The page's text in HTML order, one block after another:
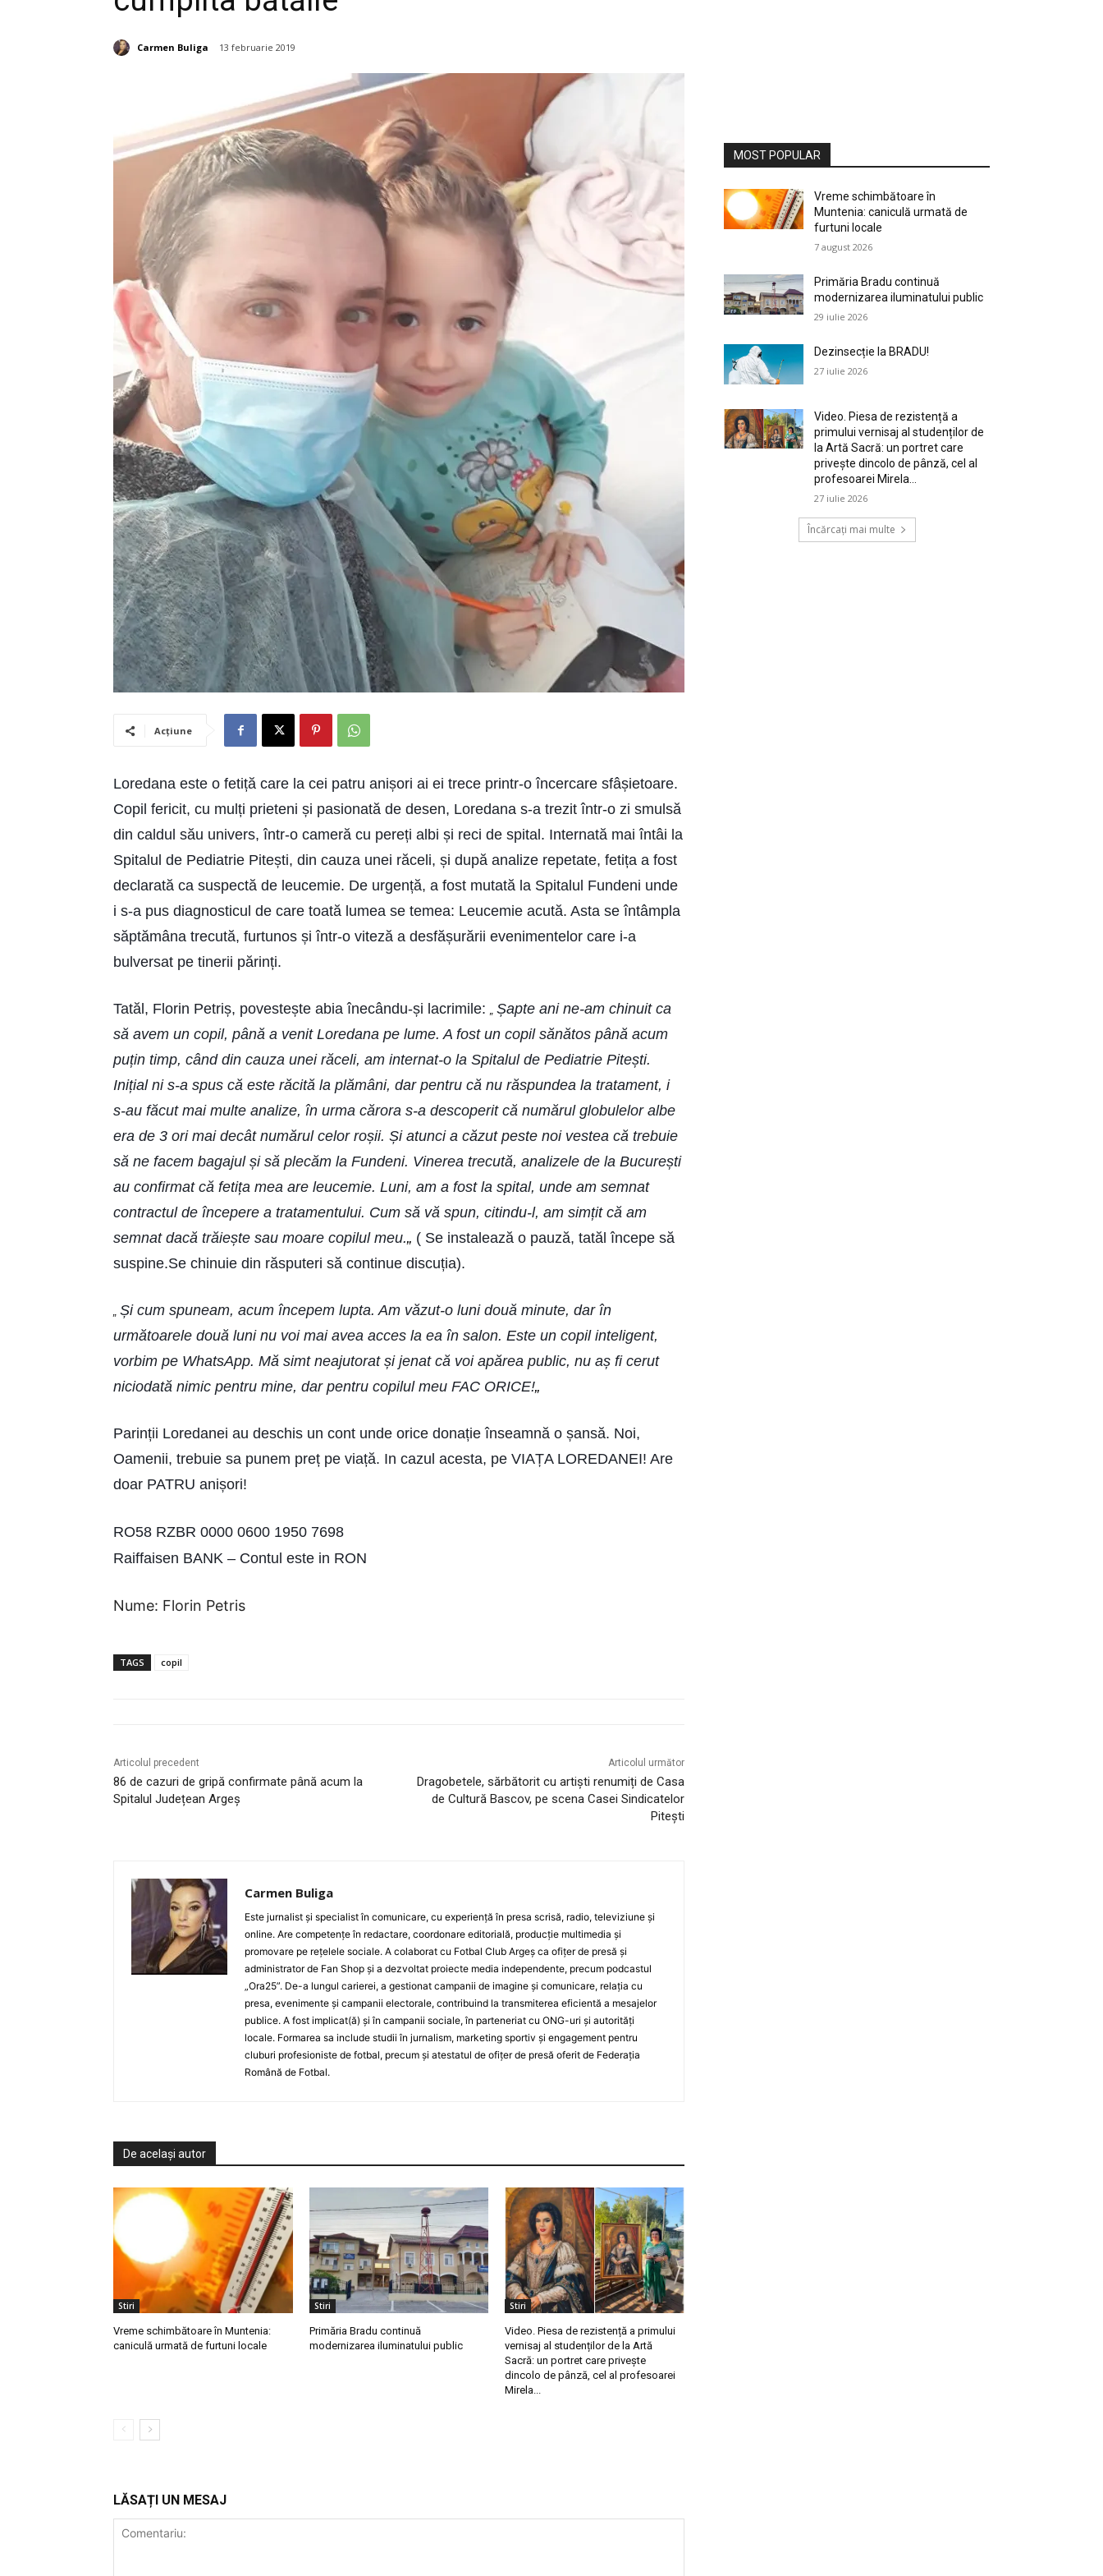
Carmen Buliga 13 februarie 2019
Acțiune
Loredana este o fetiță care la cei patru anișori ai ei trece printr-o încercare sfâșietoare.
Copil fericit, cu mulți prieteni și pasionată de desen, Loredana s-a trezit într-o zi smulsă
din caldul său univers, într-o cameră cu pereți albi și reci de spital. Internată mai întâi la
Spitalul de Pediatrie Pitești, din cauza unei răceli, și după analize repetate, fetița a fost
declarată ca suspectă de leucemie. De urgență, a fost mutată la Spitalul Fundeni unde
i s-a pus diagnosticul de care toată lumea se temea: Leucemie acută. Asta se întâmpla
săptămâna trecută, furtunos și într-o viteză a desfășurării evenimentelor care i-a
bulversat pe tinerii părinți.
Tatăl, Florin Petriș, povestește abia înecându-și lacrimile: „ Șapte ani ne-am chinuit ca
să avem un copil, până a venit Loredana pe lume. A fost un copil sănătos până acum
puțin timp, când din cauza unei răceli, am internat-o la Spitalul de Pediatrie Pitești.
Inițial ni s-a spus că este răcită la plămâni, dar pentru că nu răspundea la tratament, i
s-au făcut mai multe analize, în urma cărora s-a descoperit că numărul globulelor albe
era de 3 ori mai decât numărul celor roșii. Și atunci a căzut peste noi vestea că trebuie
să ne facem bagajul și să plecăm la Fundeni. Vinerea trecută, analizele de la București
au confirmat că fetița mea are leucemie. Luni, am a fost la spital, unde am semnat
contractul de începere a tratamentului. Cum să vă spun, citindu-l, am simțit că am
semnat dacă trăiește sau moare copilul meu.„ ( Se instalează o pauză, tatăl începe să
suspine.Se chinuie din răsputeri să continue discuția).
„ Și cum spuneam, acum începem lupta. Am văzut-o luni două minute, dar în
următoarele două luni nu voi mai avea acces la ea în salon. Este un copil inteligent,
vorbim pe WhatsApp. Mă simt neajutorat și jenat că voi apărea public, nu aș fi cerut
niciodată nimic pentru mine, dar pentru copilul meu FAC ORICE!„
Parinții Loredanei au deschis un cont unde orice donație înseamnă o șansă. Noi,
Oamenii, trebuie sa punem preț pe viață. In cazul acesta, pe VIAȚA LOREDANEI! Are
doar PATRU anișori!
RO58 RZBR 0000 0600 1950 7698
Raiffaisen BANK – Contul este in RON
Nume: Florin Petris
TAGS copil
Articolul precedent
86 de cazuri de gripă confirmate până acum la
Spitalul Județean Argeș
Articolul următor
Dragobetele, sărbătorit cu artiști renumiți de Casa
de Cultură Bascov, pe scena Casei Sindicatelor
Pitești
Carmen Buliga
Este jurnalist și specialist în comunicare, cu experiență în presa scrisă, radio, televiziune și
online. Are competențe în redactare, coordonare editorială, producție multimedia și
promovare pe rețelele sociale. A colaborat cu Fotbal Club Argeș ca ofițer de presă și
administrator de Fan Shop și a dezvoltat proiecte media independente, precum podcastul
„Ora25”. De-a lungul carierei, a gestionat campanii de imagine și comunicare, relația cu
presa, evenimente și campanii electorale, contribuind la transmiterea eficientă a mesajelor
publice. A fost implicat(ă) și în campanii sociale, în parteneriat cu ONG-uri și autorități
locale. Formarea sa include studii în jurnalism, marketing sportiv și engagement pentru
cluburi profesioniste de fotbal, precum și atestatul de ofițer de presă oferit de Federația
Română de Fotbal.
De același autor
Stiri
Vreme schimbătoare în Muntenia:
caniculă urmată de furtuni locale
Stiri
Primăria Bradu continuă
modernizarea iluminatului public
Stiri
Video. Piesa de rezistență a primului
vernisaj al studenților de la Artă
Sacră: un portret care privește
dincolo de pânză, cel al profesoarei
Mirela...
LĂSAȚI UN MESAJ
MOST POPULAR
Vreme schimbătoare în
Muntenia: caniculă urmată de
furtuni locale
7 august 2026
Primăria Bradu continuă
modernizarea iluminatului public
29 iulie 2026
Dezinsecție la BRADU!
27 iulie 2026
Video. Piesa de rezistență a
primului vernisaj al studenților de
la Artă Sacră: un portret care
privește dincolo de pânză, cel al
profesoarei Mirela...
27 iulie 2026
Încărcați mai multe